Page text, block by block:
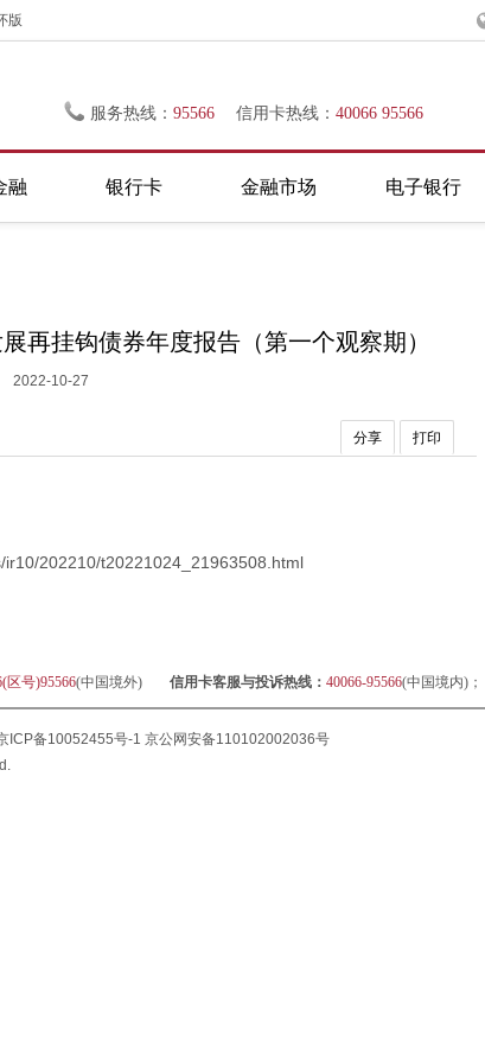
版
服务热线： 95566 信用卡热线： 40066 95566
融 银行卡 金融市场 电子银行
再挂钩债券年度报告（第一个观察期）
2022-10-27
分享 打印
202210/t20221024_21963508.html
区号)95566(中国境外) 信用卡客服与投诉热线： 40066-95566(中国境内)；
ICP备10052455号-1 京公网安备110102002036号